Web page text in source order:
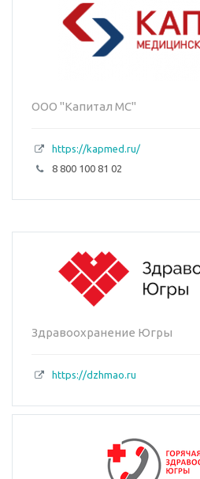
ООО "Капитал МС"
https://kapmed.ru/
8 800 100 81 02
Здравоохранение Югры
https://dzhmao.ru